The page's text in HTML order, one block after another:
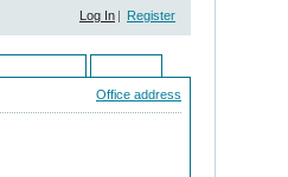
Log In | Register
Office address